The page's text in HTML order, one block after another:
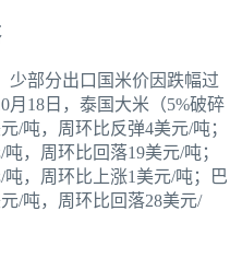
少部分出口国米价因跌幅过
月18日，泰国大米（5%破碎
/吨，周环比反弹4美元/吨；
，周环比回落19美元/吨；
，周环比上涨1美元/吨；巴
/吨，周环比回落28美元/